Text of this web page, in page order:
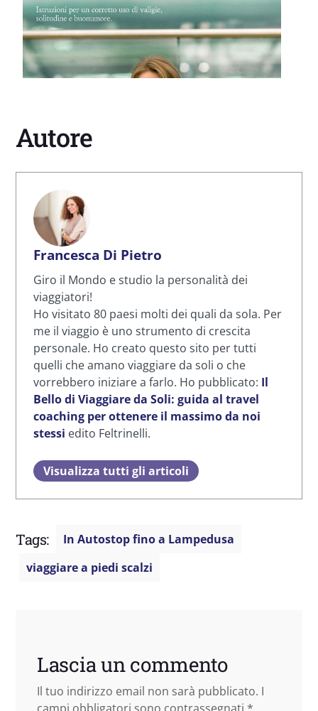
Autore
Francesca Di Pietro
Giro il Mondo e studio la personalità dei
viaggiatori!
Ho visitato 80 paesi molti dei quali da sola. Per
me il viaggio è uno strumento di crescita
personale. Ho creato questo sito per tutti
quelli che amano viaggiare da soli o che
vorrebbero iniziare a farlo. Ho pubblicato: Il
Bello di Viaggiare da Soli: guida al travel
coaching per ottenere il massimo da noi
stessi edito Feltrinelli.
Visualizza tutti gli articoli
Tags:
In Autostop fino a Lampedusa
viaggiare a piedi scalzi
Lascia un commento
Il tuo indirizzo email non sarà pubblicato. I